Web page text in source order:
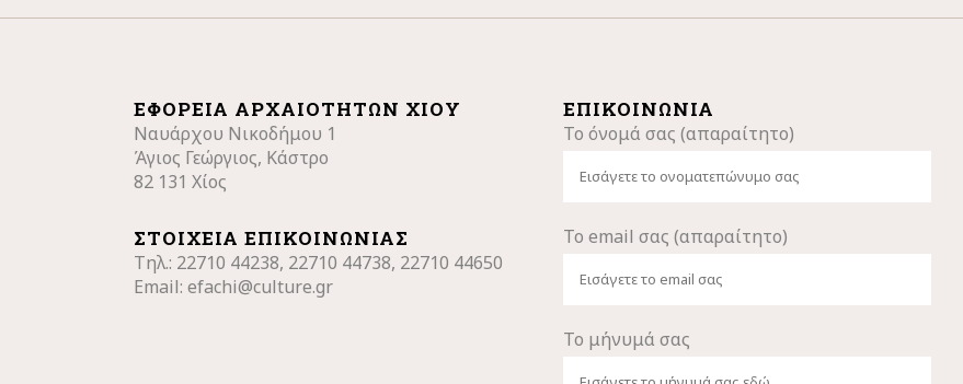
ΕΦΟΡΕΊΑ ΑΡΧΑΙΟΤΉΤΩΝ ΧΊΟΥ
Ναυάρχου Νικοδήμου 1
Άγιος Γεώργιος, Κάστρο
82 131 Χίος
ΣΤΟΙΧΕΊΑ ΕΠΙΚΟΙΝΩΝΊΑΣ
Τηλ.: 22710 44238, 22710 44738, 22710 44650
Email: efachi@culture.gr
ΕΠΙΚΟΙΝΩΝΊΑ
Το όνομά σας (απαραίτητο)
Το email σας (απαραίτητο)
Το μήνυμά σας